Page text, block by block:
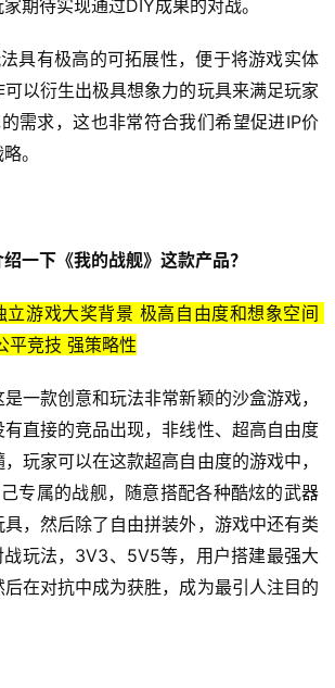
期待实现通过DIY成果的对战。
具有极高的可拓展性，便于将游戏实体
以衍生出极具想象力的玩具来满足玩家
需求，这也非常符合我们希望促进IP价
。
一下《我的战舰》这款产品？
立游戏大奖背景 极高自由度和想象空间
平竞技 强策略性
是一款创意和玩法非常新颖的沙盒游戏，
直接的竞品出现，非线性、超高自由度
玩家可以在这款超高自由度的游戏中，
己专属的战舰，随意搭配各种酷炫的武器
，然后除了自由拼装外，游戏中还有类
玩法， 3V3、 5V5等，用户搭建最强大
在对抗中成为获胜，成为最引人注目的